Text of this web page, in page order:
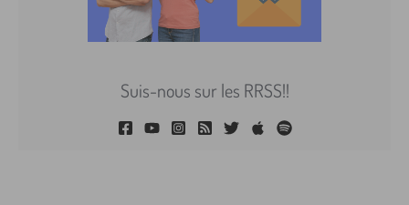
Suis-nous sur les RRSS!!